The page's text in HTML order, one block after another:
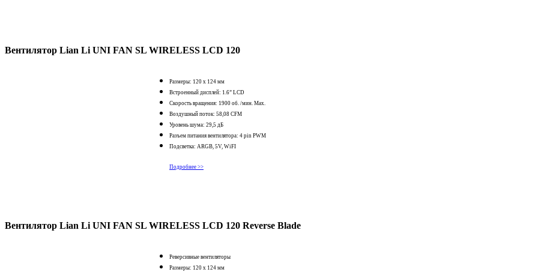
Вентилятор Lian Li UNI FAN SL WIRELESS LCD 120
Размеры: 120 x 124 мм
Встроенный дисплей: 1.6” LCD
Скорость вращения: 1900 об. /мин. Max.
Воздушный поток: 58,08 CFM
Уровень шума: 29,5 дБ
Разъем питания вентилятора: 4 pin PWM
Подсветка: ARGB, 5V, WiFI
Подробнее >>
Вентилятор Lian Li UNI FAN SL WIRELESS LCD 120 Reverse Blade
Реверсивные вентиляторы
Размеры: 120 x 124 мм